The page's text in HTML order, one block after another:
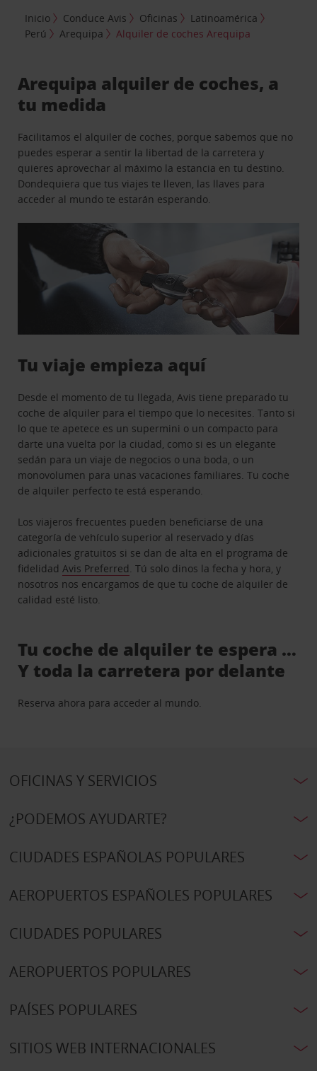
Inicio Conduce Avis Oficinas
Latinoamérica
Perú
Arequipa Alquiler de coches Arequipa
Arequipa alquiler de coches, a
tu medida
Facilitamos el alquiler de coches, porque sabemos que no
puedes esperar a sentir la libertad de la carretera y
quieres aprovechar al máximo la estancia en tu destino.
Dondequiera que tus viajes te lleven, las llaves para
acceder al mundo te estarán esperando.
Tu viaje empieza aquí
Desde el momento de tu llegada, Avis tiene preparado tu
coche de alquiler para el tiempo que lo necesites. Tanto si
lo que te apetece es un supermini o un compacto para
darte una vuelta por la ciudad, como si es un elegante
sedán para un viaje de negocios o una boda, o un
monovolumen para unas vacaciones familiares. Tu coche
de alquiler perfecto te está esperando.
Los viajeros frecuentes pueden beneficiarse de una
categoría de vehículo superior al reservado y días
adicionales gratuitos si se dan de alta en el programa de
fidelidadAvis Preferred. Tú solo dinos la fecha y hora, y
nosotros nos encargamos de que tu coche de alquiler de
calidad esté listo.
Tu coche de alquiler te espera …
Y toda la carretera por delante
Reserva ahora para acceder al mundo.
OFICINAS Y SERVICIOS
¿PODEMOS AYUDARTE?
CIUDADES ESPAÑOLAS POPULARES
AEROPUERTOS ESPAÑOLES POPULARES
CIUDADES POPULARES
AEROPUERTOS POPULARES
PAÍSES POPULARES
SITIOS WEB INTERNACIONALES